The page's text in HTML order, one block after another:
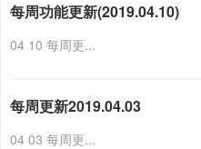
每周功能更新(2019.04.10)
04 10 每周更...
每周更新2019.04.03
04 03 每周更...